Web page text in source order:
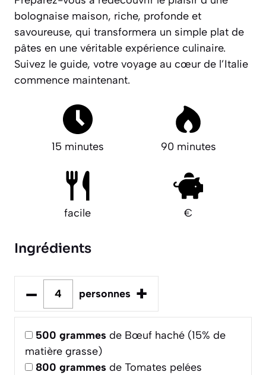
bolognaise maison, riche, profonde et
savoureuse, qui transformera un simple plat de
pâtes en une véritable expérience culinaire.
Suivez le guide, votre voyage au cœur de l’Italie
commence maintenant.
15 minutes 90 minutes
facile €
Ingrédients
– personnes +
500 grammes de Bœuf haché (15% de
matière grasse)
800 grammes de Tomates pelées